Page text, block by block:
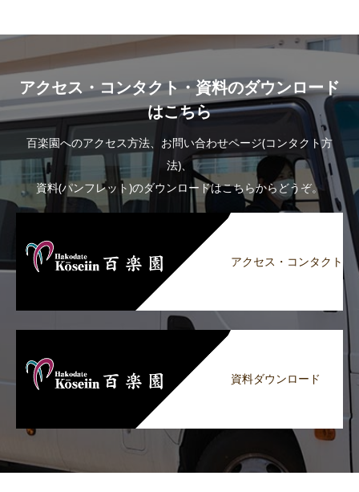
アクセス・コンタクト・資料のダウンロード
はこちら
百楽園へのアクセス方法、お問い合わせページ(コンタクト方
法)、
資料(パンフレット)のダウンロードはこちらからどうぞ。
アクセス・コンタクト
資料ダウンロード